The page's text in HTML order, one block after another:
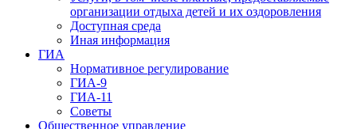
организации отдыха детей и их оздоровления
Доступная среда
Иная информация
ГИА
Нормативное регулирование
ГИА-9
ГИА-11
Советы
Общественное управление